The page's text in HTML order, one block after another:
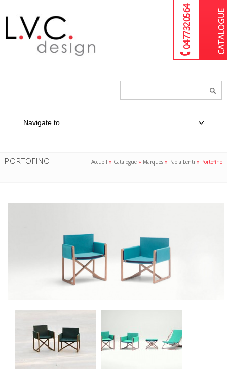
04 77 32 05 64
PORTOFINO Accueil » Catalogue » Marques » Paola Lenti » Portofino